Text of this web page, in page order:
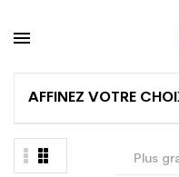
AFFINEZ VOTRE
Plus